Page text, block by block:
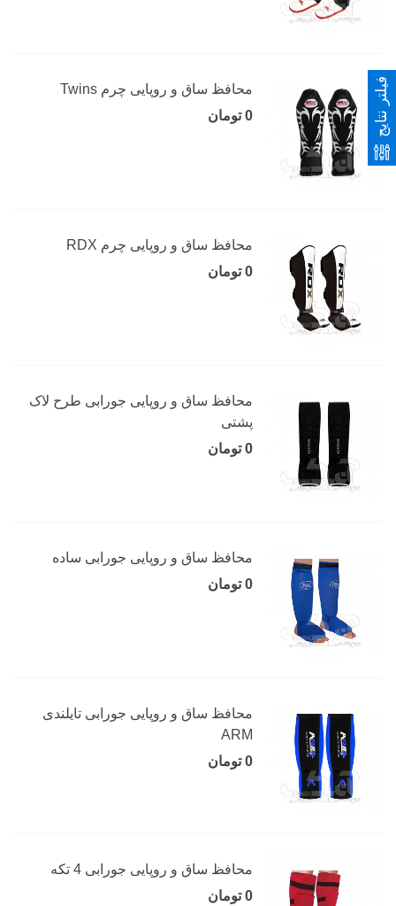
محافظ ساق و روپایی چرم Twins
0 تومان
محافظ ساق و روپایی چرم RDX
0 تومان
محافظ ساق و روپایی جورابی طرح لاک
پشتی
0 تومان
محافظ ساق و روپایی جورابی ساده
0 تومان
محافظ ساق و روپایی جورابی تایلندی
ARM
0 تومان
محافظ ساق و روپایی جورابی 4 تکه
0 تومان
فیلتر نتایج